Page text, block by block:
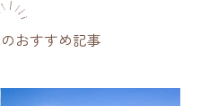
のおすすめ記事